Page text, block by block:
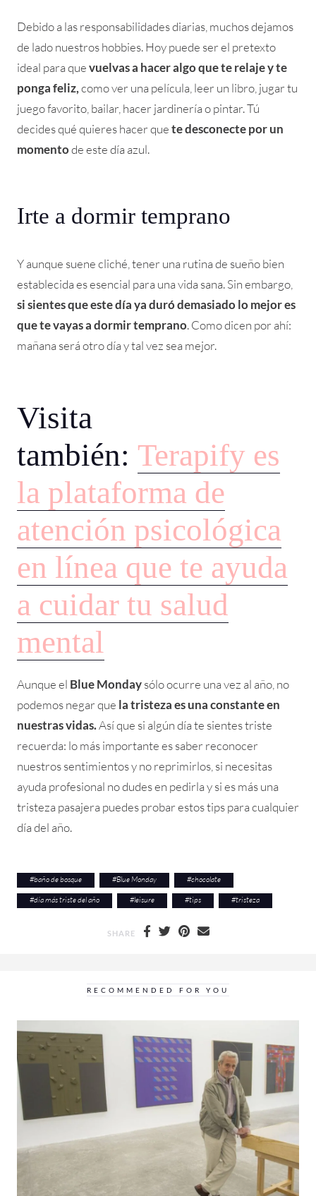
Debido a las responsabilidades diarias, muchos dejamos
de lado nuestros hobbies. Hoy puede ser el pretexto
ideal para quevuelvas a hacer algo que te relaje y te
ponga feliz,como ver una película, leer un libro, jugar tu
juego favorito, bailar, hacer jardinería o pintar. Tú
decides qué quieres hacer quete desconecte por un
momentode este día azul.
Irte a dormir temprano
Y aunque suene cliché, tener una rutina de sueño bien
establecida es esencial para una vida sana. Sin embargo,
si sientes que este día ya duró demasiado lo mejor es
que te vayas a dormir temprano. Como dicen por ahí:
mañana será otro día y tal vez sea mejor.
Visita
también: Terapify es
la plataforma de
atención psicológica
en línea que te ayuda
a cuidar tu salud
mental
Aunque el Blue Mondaysólo ocurre una vez al año, no
podemos negar que la tristeza es una constante en
nuestras vidas.Así que si algún día te sientes triste
recuerda: lo más importante es saber reconocer
nuestros sentimientos y no reprimirlos, si necesitas
ayuda profesional no dudes en pedirla y si es más una
tristeza pasajera puedes probar estos tips para cualquier
día del año.
#baño de bosque #Blue Monday #chocolate
#día más triste del año #leisure #tips #tristeza
SHARE
RECOMMENDED FOR YOU